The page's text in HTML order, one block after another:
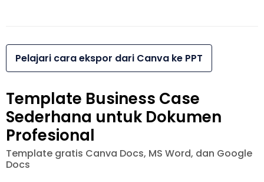
Pelajari cara ekspor dari Canva ke PPT
Template Business Case
Sederhana untuk Dokumen
Profesional
Template gratis Canva Docs, MS Word, dan Google
Docs